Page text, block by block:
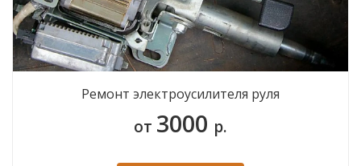
Ремонт электроусилителя руля
от 3000 р.